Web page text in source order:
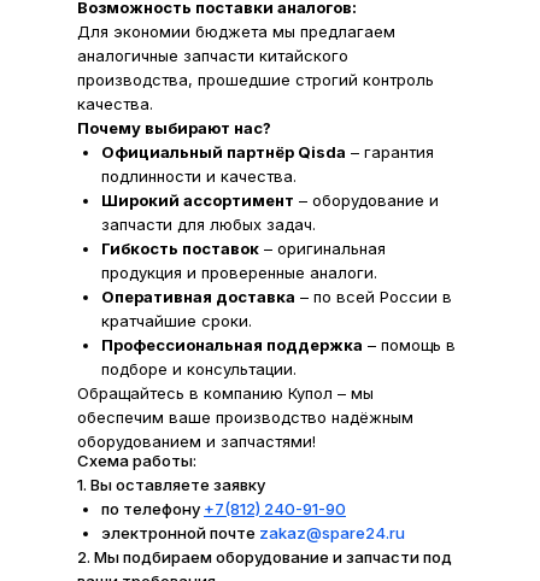
Схема работы:
1. Вы оставляете заявку
по телефону +7(812) 240-91-90
электронной почте zakaz@spare24.ru
2. Мы подбираем оборудование и запчасти под
Возможность поставки аналогов:
Для экономии бюджета мы предлагаем
аналогичные запчасти китайского
производства, прошедшие строгий контроль
качества.
Почему выбирают нас?
Официальный партнёр Qisda – гарантия
подлинности и качества.
Широкий ассортимент – оборудование и
запчасти для любых задач.
Гибкость поставок – оригинальная
продукция и проверенные аналоги.
Оперативная доставка – по всей России в
кратчайшие сроки.
Профессиональная поддержка – помощь в
подборе и консультации.
Обращайтесь в компанию Купол – мы
обеспечим ваше производство надёжным
оборудованием и запчастями!